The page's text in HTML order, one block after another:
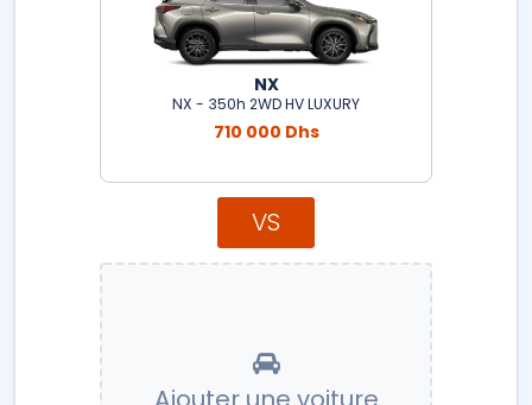
NX
NX - 350h 2WD HV LUXURY
710 000 Dhs
VS